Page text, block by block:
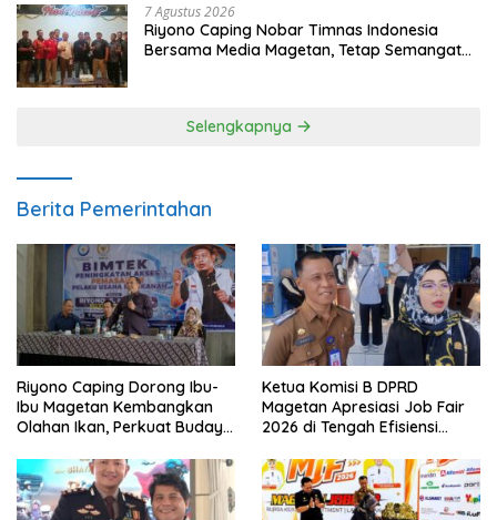
7 Agustus 2026
Riyono Caping Nobar Timnas Indonesia
Bersama Media Magetan, Tetap Semangat
Selengkapnya
Berita Pemerintahan
Riyono Caping Dorong Ibu-
Ibu Magetan Kembangkan
Olahan Ikan, Perkuat Budaya
Ketua Komisi B DPRD
Magetan Apresiasi Job Fair
2026 di Tengah Efisiensi